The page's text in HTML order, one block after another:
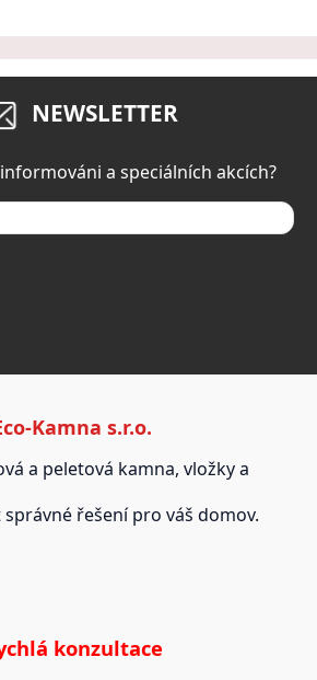
NEWSLETTER
a speciálních akcích?
Kamna s.r.o.
a peletová kamna, vložky a
řešení pro váš domov.
konzultace